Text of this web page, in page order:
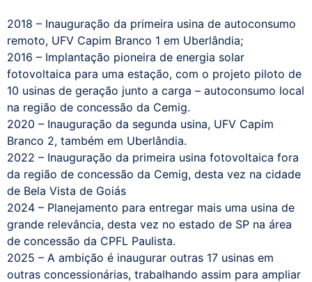
2018 – Inauguração da primeira usina de autoconsumo
remoto, UFV Capim Branco 1 em Uberlândia;
2016 – Implantação pioneira de energia solar
fotovoltaica para uma estação, com o projeto piloto de
10 usinas de geração junto a carga – autoconsumo local
na região de concessão da Cemig.
2020 – Inauguração da segunda usina, UFV Capim
Branco 2, também em Uberlândia.
2022 – Inauguração da primeira usina fotovoltaica fora
da região de concessão da Cemig, desta vez na cidade
de Bela Vista de Goiás
2024 – Planejamento para entregar mais uma usina de
grande relevância, desta vez no estado de SP na área
de concessão da CPFL Paulista.
2025 – A ambição é inaugurar outras 17 usinas em
outras concessionárias, trabalhando assim para ampliar